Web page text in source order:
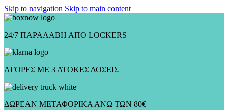
Skip to navigation Skip to main content
24/7 ΠΑΡΑΛΑΒΗ ΑΠΟ LOCKERS
ΑΓΟΡΕΣ ΜΕ 3 ΑΤΟΚΕΣ ΔΟΣΕΙΣ
ΔΩΡΕΑΝ ΜΕΤΑΦΟΡΙΚΑ ΑΝΩ ΤΩΝ 80€